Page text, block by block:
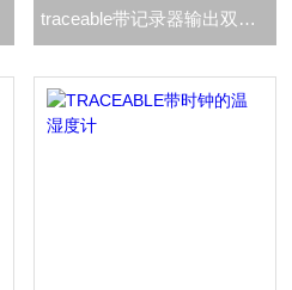
traceable带记录器输出双距离测光表